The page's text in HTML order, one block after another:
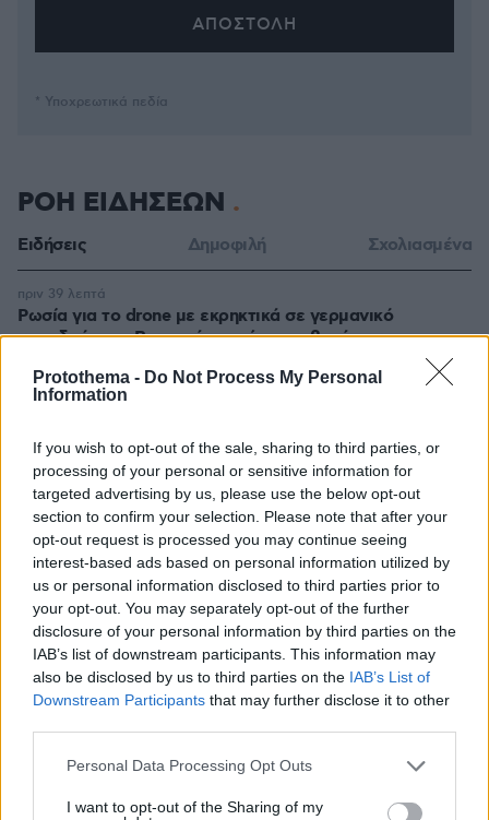
Protothema - Do Not Process My Personal
Information
If you wish to opt-out of the sale, sharing to third parties, or
processing of your personal or sensitive information for
targeted advertising by us, please use the below opt-out
section to confirm your selection. Please note that after your
opt-out request is processed you may continue seeing
interest-based ads based on personal information utilized by
us or personal information disclosed to third parties prior to
your opt-out. You may separately opt-out of the further
disclosure of your personal information by third parties on the
IAB’s list of downstream participants. This information may
also be disclosed by us to third parties on the IAB’s List of
Downstream Participants that may further disclose it to other
Please note that this website/app uses one or more Google
not limited to your visit or usage behaviour. You may click to
Personal Data Processing Opt Outs
I want to opt-out of the Sharing of my
* Υποχρεωτικά πεδία
ΡΟΗ ΕΙΔΗΣΕΩΝ
Ειδήσεις Δημοφιλή Σχολιασμένα
Ρωσία για το drone με εκρηκτικά σε γερμανικό
αεροδρόμιο: «Βιαστικά στημένη προβοκάτσια»
πριν 39 λεπτά
Ιδέες για πρωινό έτοιμο από το βράδυ: Εύκολες και
08.08.2026, 01:00
Ρωσικό πλήγμα προκάλεσε ζημιές σε γήπεδο στην
Οδησσό μία ημέρα πριν από αγώνα πρωταθλήματος,
δείτε βίντεο
08.08.2026, 00:50
Είδατε σαμιαμίδι στο σπίτι σας; Γιατί δεν πρέπει να το
σκοτώσετε
08.08.2026, 00:30
Αποκαλύφθηκε η αιτία θανάτου του 29χρονου πρώην
NBAer Μπράντον Κλαρκ
08.08.2026, 00:28
Πώς εξαργυρώνεται το ιδιωτικό πρόγραμμα σύνταξης –
08.08.2026, 00:18
Συνάντηση Ζελένσκι-Βούτσιτς στο Βελιγράδι: